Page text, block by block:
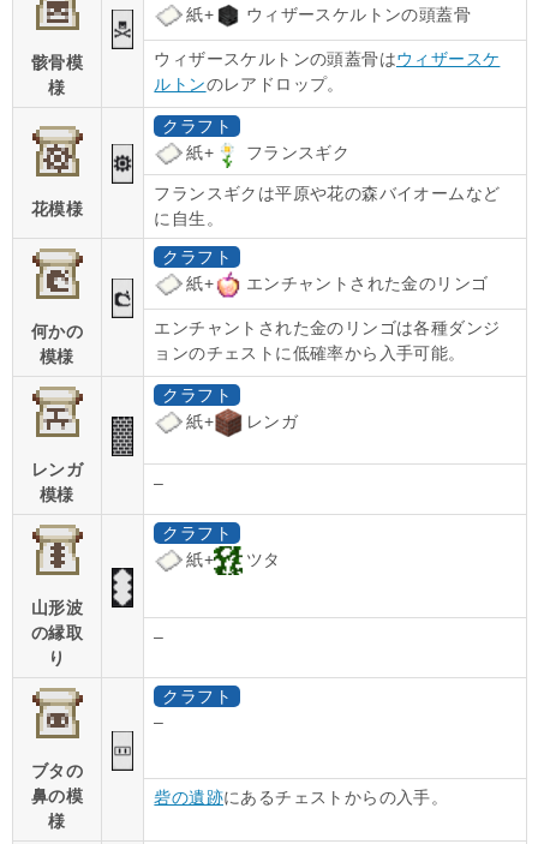
骸骨模
様
紙+
ウィザースケルトンの頭蓋骨
ウィザースケルトンの頭蓋骨はウィザースケ
ルトンのレアドロップ。
花模様
クラフト
紙+
フランスギク
フランスギクは平原や花の森バイオームなど
に自生。
何かの
模様
クラフト
紙+
エンチャントされた金のリンゴ
エンチャントされた金のリンゴは各種ダンジ
ョンのチェストに低確率から入手可能。
レンガ
模様
クラフト
紙+
レンガ
–
山形波
の縁取
り
クラフト
紙+
ツタ
–
ブタの
鼻の模
様
クラフト
–
砦の遺跡にあるチェストからの入手。